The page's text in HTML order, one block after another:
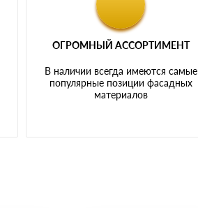
ОГРОМНЫЙ АССОРТИМЕНТ
В наличии всегда имеются самые
популярные позиции фасадных
материалов